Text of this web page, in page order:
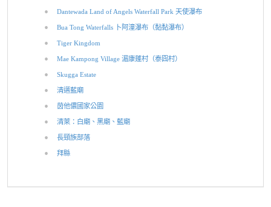
Dantewada Land of Angels Waterfall Park 天使瀑布
Bua Tong Waterfalls 卜阿潼瀑布（黏黏瀑布）
Tiger Kingdom
Mae Kampong Village 湄康蓬村（泰囧村）
Skugga Estate
清邁藍廟
茵他儂國家公園
清萊：白廟、黑廟、藍廟
長頸族部落
拜縣